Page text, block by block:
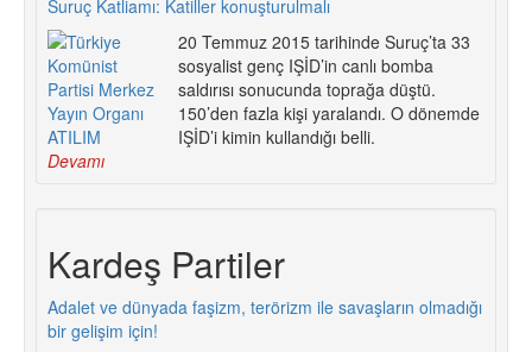
Suruç Katliamı: Katiller konuşturulmalı
20 Temmuz 2015 tarihinde Suruç’ta 33
sosyalist genç IŞİD’in canlı bomba
saldırısı sonucunda toprağa düştü.
150’den fazla kişi yaralandı. O dönemde
IŞİD’i kimin kullandığı belli.
Devamı
Kardeş Partiler
Adalet ve dünyada faşizm, terörizm ile savaşların olmadığı
bir gelişim için!